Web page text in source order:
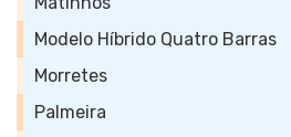
Modelo Híbrido Quatro Barras
Morretes
Palmeira